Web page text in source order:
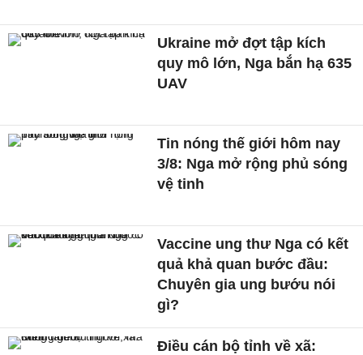
Ukraine mở đợt tập kích
quy mô lớn, Nga bắn hạ 635
UAV
Tin nóng thế giới hôm nay
3/8: Nga mở rộng phủ sóng
vệ tinh
Vaccine ung thư Nga có kết
quả khả quan bước đầu:
Chuyên gia ung bướu nói
gì?
Điều cán bộ tỉnh về xã: